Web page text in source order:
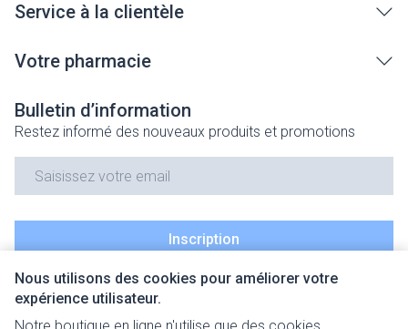
Nous utilisons des cookies pour améliorer votre
expérience utilisateur.
Service à la clientèle
Votre pharmacie
Bulletin d’information
Restez informé des nouveaux produits et promotions
Inscription
En cliquant sur s'abonner, vous vous abonnez à notre newsletter
et acceptez notrepolitique de confidentialité